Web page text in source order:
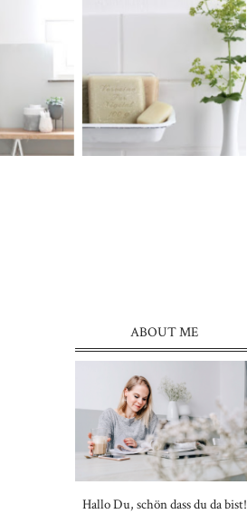
ABOUT ME
Hallo Du, schön dass du da bist!